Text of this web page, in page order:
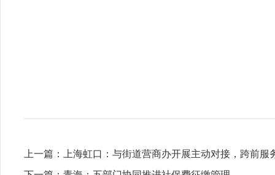
上一篇：
上海虹口：与街道营商办开展主动对接，跨前服